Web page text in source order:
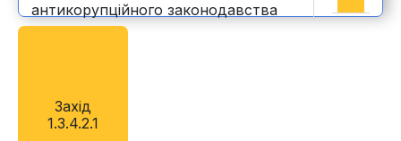
антикорупційного законодавства
Захід
1.3.4.2.1